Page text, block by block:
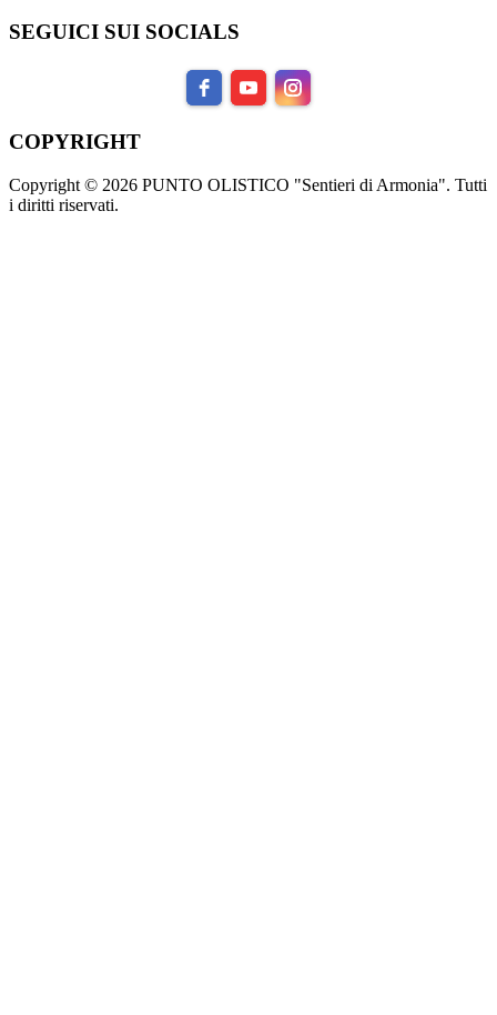
SEGUICI SUI SOCIALS
COPYRIGHT
Copyright © 2026 PUNTO OLISTICO "Sentieri di Armonia". Tutti
i diritti riservati.